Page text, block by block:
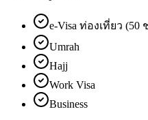
e-Visa ท่องเที่ยว (50
Umrah
Hajj
Work Visa
Business